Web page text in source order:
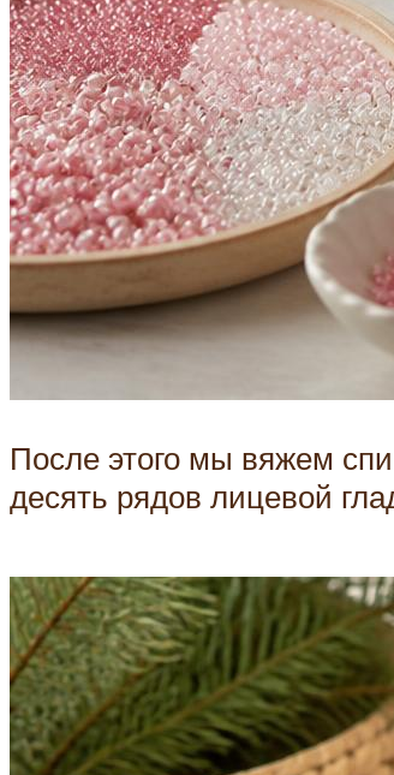
После этого мы вяжем
десять рядов лицевой